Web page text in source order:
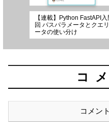
【連載】Python FastAPI
回 パスパラメータとクエ
ータの使い分け
コ
コメン